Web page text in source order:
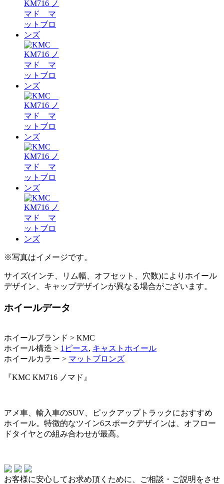
※写真はイメージです。
サイズ(インチ、リム幅、オフセット、穴数)によりホイール
デザイン、キャップデザインが異なる場合がございます。
ホイールデータ
ホイールブランド > KMC
ホイール構造 > 1ピース, キャストホイール
ホイールカラー > マットブロンズ
『KMC KM716 ノマド』
アメ車、輸入車のSUV、ピックアップトラックにおすすめ
ホイール。特徴的なツイン6スポークデザインは、オフロー
ドタイヤとの組み合わせが最高。
お客様に安心してお求め頂くために、ご相談・ご説明をさせ